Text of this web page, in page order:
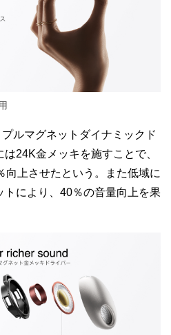
ルマグネットダイナミックド
24K金メッキを施すことで、
向上させたという。また低域に
により、40％の音量向上を果